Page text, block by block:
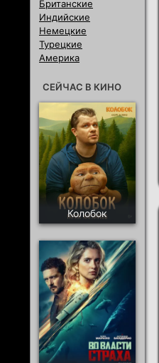
Британские
Индийские
Немецкие
Турецкие
Америка
СЕЙЧАС В КИНО
Колобок